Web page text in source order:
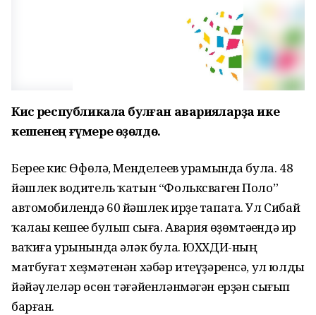
Кисә республикала булған аварияларҙа ике
кешенең ғүмере өҙөлдө.
Береһе кис Өфөлә, Менделеев урамында була. 48
йәшлек водитель ҡатын “Фольксваген Поло”
автомобилендә 60 йәшлек ирҙе тапата. Ул Сибай
ҡалаһы кешеһе булып сыға. Авария һөҙөмтәһендә ир
ваҡиға урынында һәләк була. ЮХХДИ-ның
матбуғат хеҙмәтенән хәбәр итеүҙәренсә, ул юлды
йәйәүлеләр өсөн тәғәйенләнмәгән ерҙән сығып
барған.